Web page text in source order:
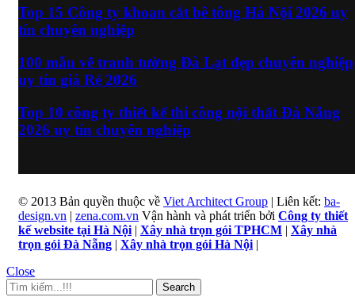
Top 15 Công ty khoan cắt bê tông Hà Nội 2026 uy
tín chuyên nghiệp
100 mẫu vẽ tranh tường Đà Lạt đẹp chuyên nghiệp
uy tín giá Rẻ 2026
Top 10 công ty thiết kế thi công nội thất Đà Nẵng
2026 uy tín chuyên nghiệp
© 2013 Bản quyền thuộc về Viet Architect Group | Liên kết: ba-
design.vn | zena.com.vn Vận hành và phát triển bởi Công ty thiết
kế website tại Hà Nội | Xây nhà trọn gói TPHCM | Xây nhà
trọn gói Đà Nẵng | Xây nhà trọn gói Hà Nội |
Close
Search